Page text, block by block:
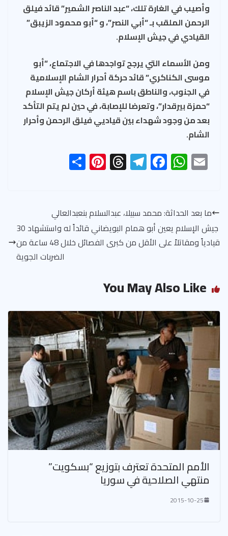
وأصيب في الغارة تلك، “عبد الناصر الشمير” قائد فيلق
الرحمن الملقب بـ “أبي النصر”، و “أبو محمود الزيبق”
القيادي في جيش الإسلام.
ومن الأسماء التي يرجح تواجدها في الاجتماع، “أبو
موسى الكناكري” قائد حركة أحرار الشام الإسلامية
في الجنوب، والناطق باسم هيئة أركان جيش الإسلام
“حمزة بيرقدار”، وتعرضا للإصابة، في حين لم يتم التأكد
بعد من وجود شهداء بين قياديي فيلق الرحمن وأحرار
الشام.
E
m
W
h
s
A
p
F
ac
b
o
ok
Te
le
a
m
T
hr
ds
Pi
nt
es
t
e
ما بعد الحداثة: محمد سبيلا، عبدالسلام بنعبدالعالي
جيش الإسلام يعين أبو همام البويضاني قائداً له واستشهاد 30
قيادياً ومقاتلاً على الأقل من كبرى الفصائل خلال 48 ساعة من
الضربات الجوية
You May Also Like
الأمم المتحدة تعترف بتوزيع “بسكويت”
منتهي الصلاحية في سوريا
2015-10-25